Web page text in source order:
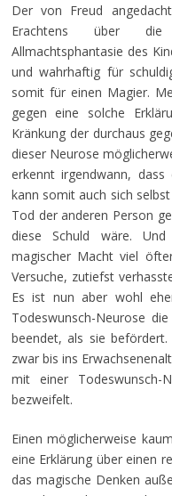
Der von Freud
Erachtens über die
Allmachtsphantasie des
und wahrhaftig für
somit für einen Magier.
gegen eine solche
Kränkung der durchaus
dieser Neurose
erkennt irgendwann,
kann somit auch sich
Tod der anderen Person
diese Schuld wäre.
magischer Macht viel
Versuche, zutiefst
Es ist nun aber wohl
Todeswunsch-Neurose
beendet, als sie befördert.
zwar bis ins
mit einer Todeswunsch-
bezweifelt.
Einen möglicherweise
eine Erklärung über einen
das magische Denken